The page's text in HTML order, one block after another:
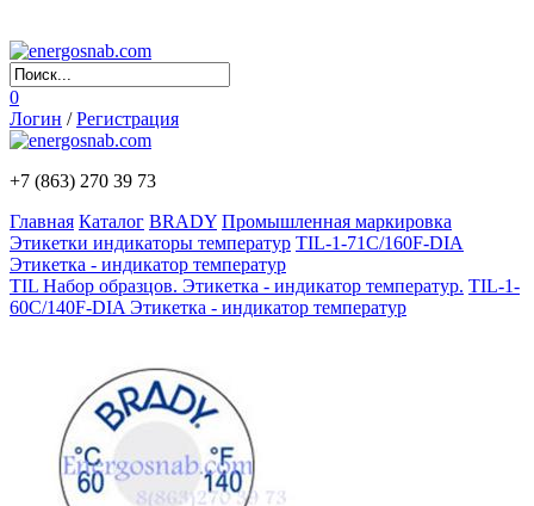
0
Логин /Регистрация
+7 (863) 270 39 73
Главная Каталог BRADY Промышленная маркировка
Этикетки индикаторы температур TIL-1-71C/160F-DIA
Этикетка - индикатор температур
TIL Набор образцов. Этикетка - индикатор температур. TIL-1-
60C/140F-DIA Этикетка - индикатор температур